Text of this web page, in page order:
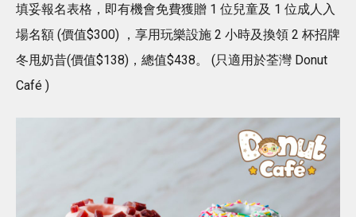
填妥報名表格，即有機會免費獲贈 1 位兒童及 1 位成人入
場名額 (價值$300) ，享用玩樂設施 2 小時及換領 2 杯招牌
冬甩奶昔(價值$138)，總值$438。 (只適用於荃灣 Donut
Café )